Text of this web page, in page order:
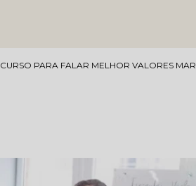
CURSO PARA FALAR MELHOR VALORES